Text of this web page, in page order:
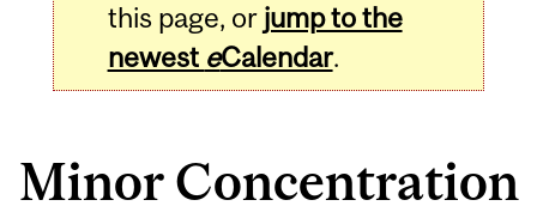
this page, or jump to the
newest eCalendar.
Minor Concentration